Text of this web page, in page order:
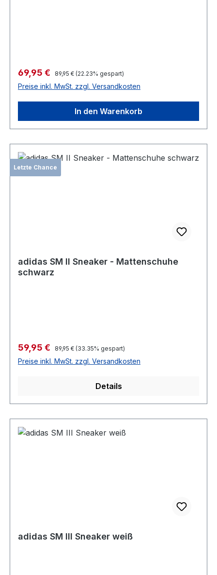
Verkaufspreis:
69,95 € Regulärer Preis:
89,95 € (22.23% gespart)
Preise inkl. MwSt. zzgl. Versandkosten
In den Warenkorb
Letzte Chance
adidas SM II Sneaker - Mattenschuhe
schwarz
Verkaufspreis:
59,95 € Regulärer Preis:
89,95 € (33.35% gespart)
Preise inkl. MwSt. zzgl. Versandkosten
Details
adidas SM III Sneaker weiß